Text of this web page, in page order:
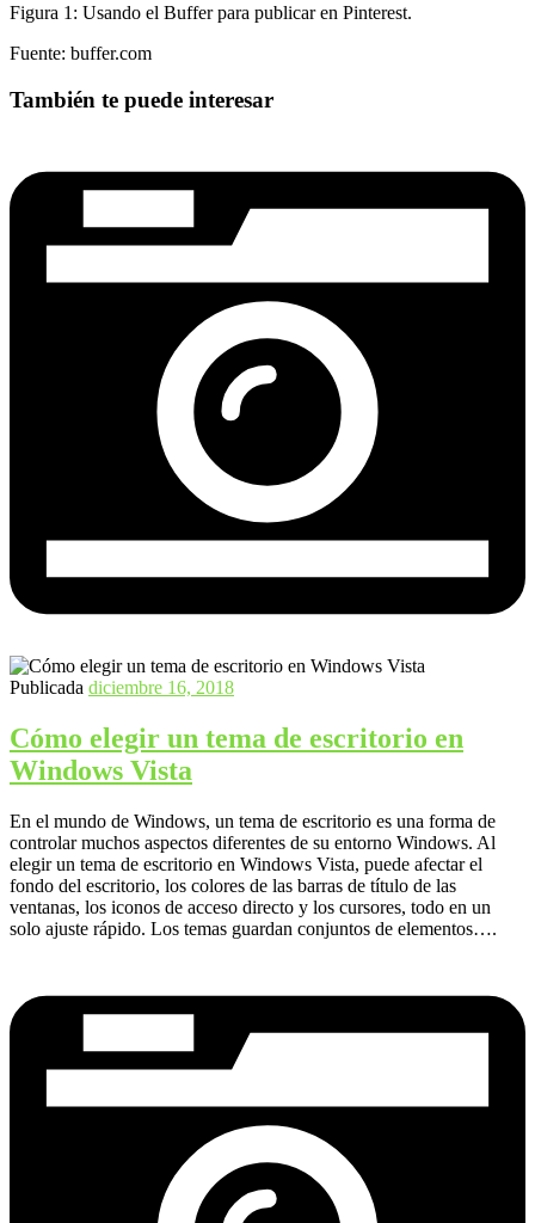
Figura 1: Usando el Buffer para publicar en Pinterest.
Fuente: buffer.com
También te puede interesar
Publicada diciembre 16, 2018
Cómo elegir un tema de escritorio en
Windows Vista
En el mundo de Windows, un tema de escritorio es una forma de
controlar muchos aspectos diferentes de su entorno Windows. Al
elegir un tema de escritorio en Windows Vista, puede afectar el
fondo del escritorio, los colores de las barras de título de las
ventanas, los iconos de acceso directo y los cursores, todo en un
solo ajuste rápido. Los temas guardan conjuntos de elementos….